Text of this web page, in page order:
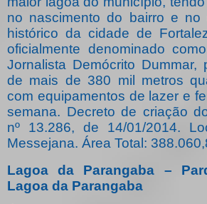
no nascimento do bairro e no
histórico da cidade de
oficialmente denominado
Jornalista Demócrito Dummar,
de mais de 380 mil metros
com equipamentos de lazer e
semana. Decreto de criação
nº 13.286, de 14/01/2014.
Messejana. Área Total:
Lagoa da Parangaba –
Lagoa da Parangaba